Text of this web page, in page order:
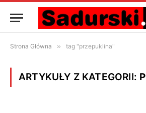
Strona Główna » tag "przepuklina"
ARTYKUŁY Z KATEGORII: